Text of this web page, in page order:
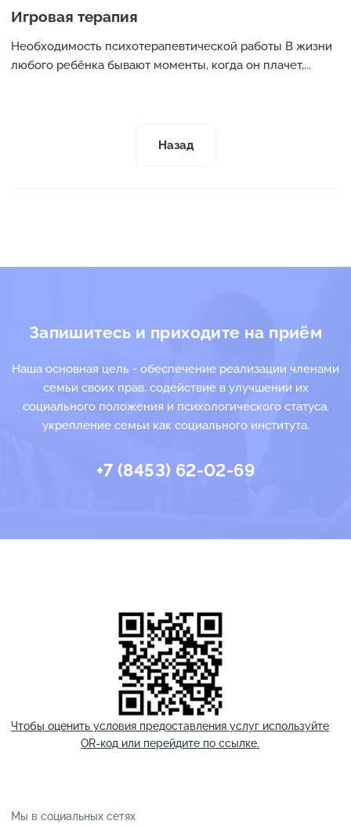
Игровая терапия
Необходимость психотерапевтической работы В жизни
любого ребёнка бывают моменты, когда он плачет,...
Назад
Запишитесь и приходите на приём
Наша основная цель - обеспечение реализации членами
семьи своих прав, содействие в улучшении их
социального положения и психологического статуса,
укрепление семьи как социального института.
+7 (8453) 62-02-69
Чтобы оценить условия предоставления услуг используйте
OR-код или перейдите по ссылке.
Мы в социальных сетях